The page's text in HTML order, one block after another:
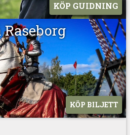
KÖP GUIDNING
KÖP BILJETT